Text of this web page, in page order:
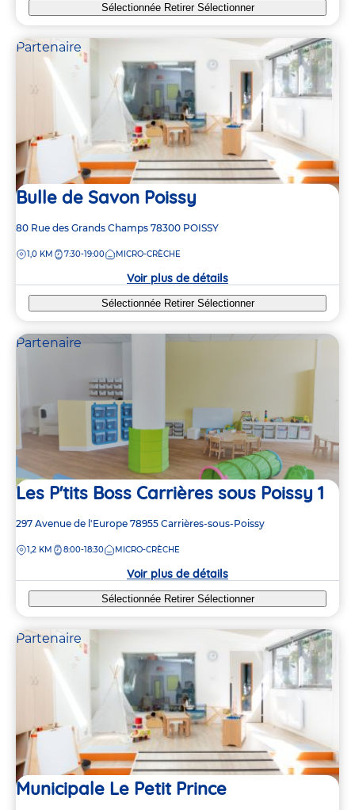
Sélectionnée Retirer Sélectionner
Partenaire
Bulle de Savon Poissy
Adresse
la
80 Rue des Grands Champs 78300 POISSY
DISTANCE
1,0 KM 7:30-19:00 MICRO-CRÈCHE
Voir plus de détails
Sélectionnée Retirer Sélectionner
Partenaire
Les P'tits Boss Carrières sous Poissy 1
Adresse
la
297 Avenue de l'Europe 78955 Carrières-sous-Poissy
DISTANCE
1,2 KM 8:00-18:30 MICRO-CRÈCHE
Voir plus de détails
Sélectionnée Retirer Sélectionner
Partenaire
Municipale Le Petit Prince